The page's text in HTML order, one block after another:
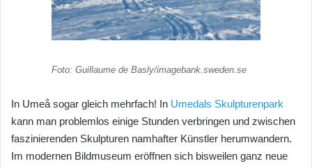
Foto: Guillaume de Basly/imagebank.sweden.se
In Umeå sogar gleich mehrfach! In Umedals Skulpturenpark
kann man problemlos einige Stunden verbringen und zwischen
faszinierenden Skulpturen namhafter Künstler herumwandern.
Im modernen Bildmuseum eröffnen sich bisweilen ganz neue